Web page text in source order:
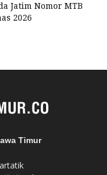
Jatim Nomor MTB
2026
Timur